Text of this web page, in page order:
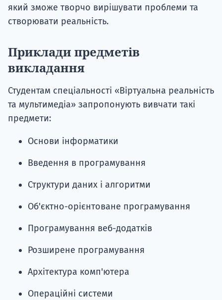
який зможе творчо вирішувати проблеми та
створювати реальність.
Приклади предметів
викладання
Студентам спеціальності «Віртуальна реальність
та мультимедіа» запропонують вивчати такі
предмети:
Основи інформатики
Введення в програмування
Структури даних і алгоритми
Об'єктно-орієнтоване програмування
Програмування веб-додатків
Розширене програмування
Архітектура комп'ютера
Операційні системи